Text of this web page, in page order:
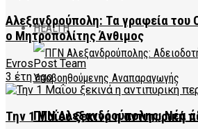
HEALTH
ΠΓΝ Αλεξανδρούπολης: Νέα
Αλεξανδρούπολη: Τα γραφεία του
ο Μητροπολίτης Άνθιμος
EvrosPost Team
3 έτη ago
Την 1 Μαΐου ξεκινά η αντιπυρική